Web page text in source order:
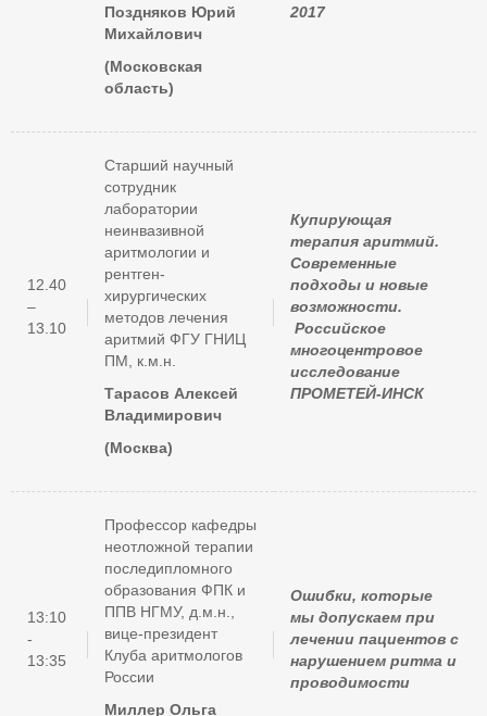
Поздняков Юрий
Михайлович
(Московская
область)
2017
12.40
–
13.10
Старший научный
сотрудник
лаборатории
неинвазивной
аритмологии и
рентген-
хирургических
методов лечения
аритмий ФГУ ГНИЦ
ПМ, к.м.н.
Тарасов Алексей
Владимирович
(Москва)
Купирующая
терапия аритмий.
Современные
подходы и новые
возможности.
Российское
многоцентровое
исследование
ПРОМЕТЕЙ-ИНСК
13:10
-
13:35
Профессор кафедры
неотложной терапии
последипломного
образования ФПК и
ППВ НГМУ, д.м.н.,
вице-президент
Клуба аритмологов
России
Миллер Ольга
Ошибки, которые
мы допускаем при
лечении пациентов с
нарушением ритма и
проводимости